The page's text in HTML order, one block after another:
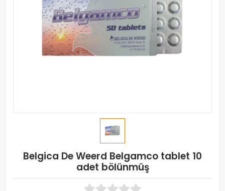
Belgica De Weerd Belgamco tablet 10
adet bölünmüş